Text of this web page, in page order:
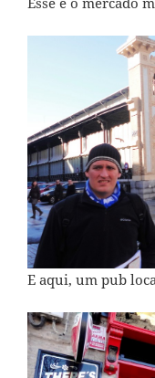
E aqui, um pub